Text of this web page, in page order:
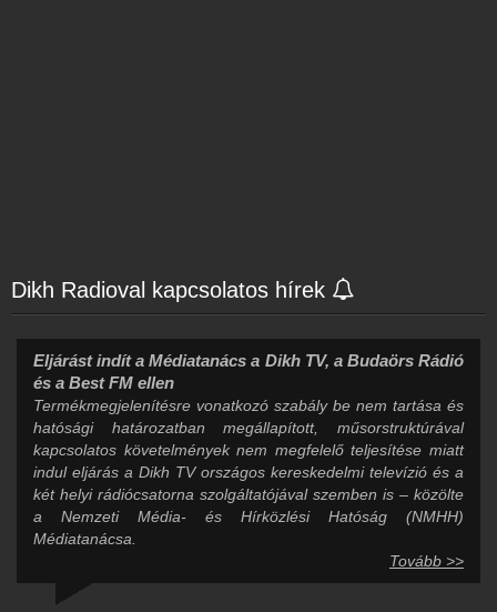
Dikh Radioval kapcsolatos hírek
Eljárást indít a Médiatanács a Dikh TV, a Budaörs Rádió
és a Best FM ellen
Termékmegjelenítésre vonatkozó szabály be nem tartása és
hatósági határozatban megállapított, műsorstruktúrával
kapcsolatos követelmények nem megfelelő teljesítése miatt
indul eljárás a Dikh TV országos kereskedelmi televízió és a
két helyi rádiócsatorna szolgáltatójával szemben is – közölte
a Nemzeti Média- és Hírközlési Hatóság (NMHH)
Médiatanácsa.
Tovább >>